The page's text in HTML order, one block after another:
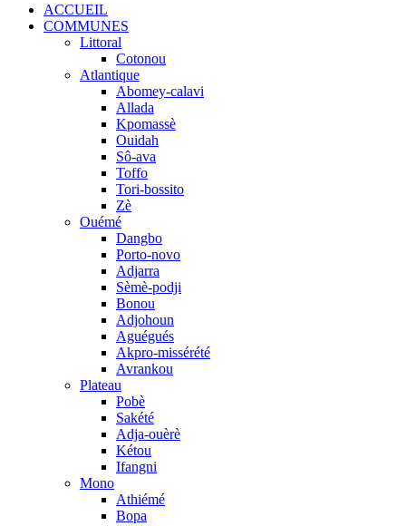
ACCUEIL
COMMUNES
Littoral
Cotonou
Atlantique
Abomey-calavi
Allada
Kpomassè
Ouidah
Sô-ava
Toffo
Tori-bossito
Zè
Ouémé
Dangbo
Porto-novo
Adjarra
Sèmè-podji
Bonou
Adjohoun
Aguégués
Akpro-missérété
Avrankou
Plateau
Pobè
Sakété
Adja-ouèrè
Kétou
Ifangni
Mono
Athiémé
Bopa